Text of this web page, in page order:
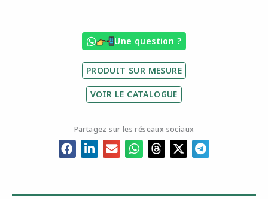
Une question ?
PRODUIT SUR MESURE
VOIR LE CATALOGUE
Partagez sur les réseaux sociaux